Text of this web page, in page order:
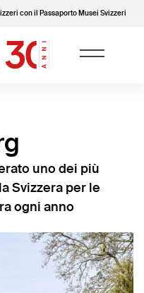
con il Passaporto Musei Svizzeri
uno dei più
Svizzera per le
ogni anno